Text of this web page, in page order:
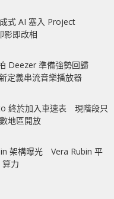
式 AI 塞入 Project
即改相
Deezer 準備強勢回歸
定義串流音樂播放器
終於加入車速表 現階段只
地區開放
架構曝光 Vera Rubin 平
力